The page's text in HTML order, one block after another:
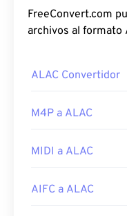
3D, contenedores
WEBM comprime
operativo. Otras
para Mac OS X.
FreeConvert.com
ALAC Convertidor
M4P a ALAC
MIDI a ALAC
AIFC a ALAC